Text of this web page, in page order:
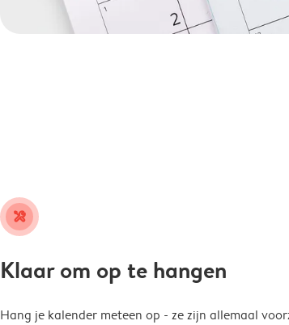
tools
Klaar om op te hangen
Hang je kalender meteen op - ze zijn allemaal